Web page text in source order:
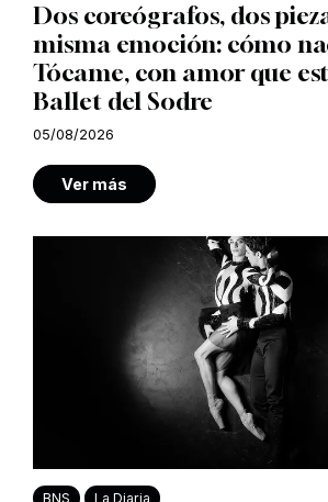
Dos coreógrafos, dos
misma emoción: cómo
Tócame, con amor que
Ballet del Sodre
05/08/2026
Ver más
BNS La Diaria